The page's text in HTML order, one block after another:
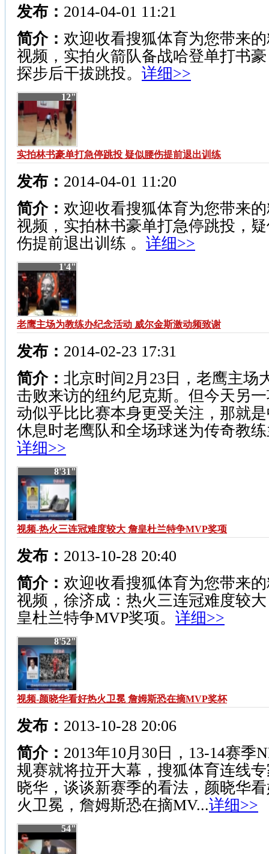
发布： 2014-04-01 11:21
简介： 欢迎收看搜狐体育为您带来
视频，实拍火箭队备战哈登单打书
探步后干拔跳投。 详细>>
12"
实拍林书豪单打急停跳投 疑似腰伤提前退出训练
发布： 2014-04-01 11:20
简介： 欢迎收看搜狐体育为您带来
视频，实拍林书豪单打急停跳投，
伤提前退出训练 。 详细>>
1'4"
老鹰主场为教练办纪念活动 威尔金斯激动频致谢
发布： 2014-02-23 17:31
简介： 北京时间2月23日，老鹰主场
击败来访的纽约尼克斯。但今天另
动似乎比比赛本身更受关注，那就
休息时老鹰队和全场球迷为传奇教
详细>>
8'31"
视频-热火三连冠难度较大 詹皇杜兰特争MVP奖项
发布： 2013-10-28 20:40
简介： 欢迎收看搜狐体育为您带来
视频，徐济成：热火三连冠难度较
皇杜兰特争MVP奖项。 详细>>
8'52"
视频-颜晓华看好热火卫冕 詹姆斯恐在摘MVP奖杯
发布： 2013-10-28 20:06
简介： 2013年10月30日，13-14赛季
规赛就将拉开大幕，搜狐体育连线
晓华，谈谈新赛季的看法，颜晓华
火卫冕，詹姆斯恐在摘MV...详细>>
54"